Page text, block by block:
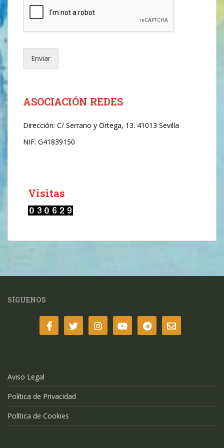
e
e
t
n
o
*
Enviar
ASOCIACIÓN REDES
Dirección: C/ Serrano y Ortega, 13. 41013 Sevilla
NIF: G41839150
Visitas
SÍGUENOS
Aviso Legal
Política de Privacidad
Política de Cookies